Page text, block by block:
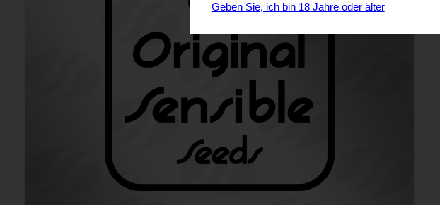
Geben Sie, ich bin 18 Jahre oder älter